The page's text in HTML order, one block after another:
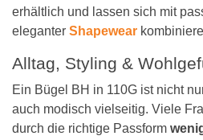
erhältlich und lassen sich mit
eleganter Shapewear
Alltag, Styling &
Ein Bügel BH in 110G ist nicht
auch modisch vielseitig. Viele
durch die richtige Passform